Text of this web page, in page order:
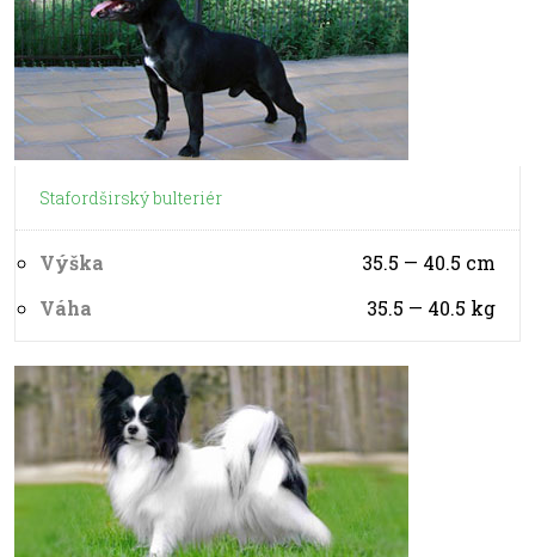
Stafordširský bulteriér
Výška 35.5 — 40.5 cm
Váha
35.5 — 40.5 kg